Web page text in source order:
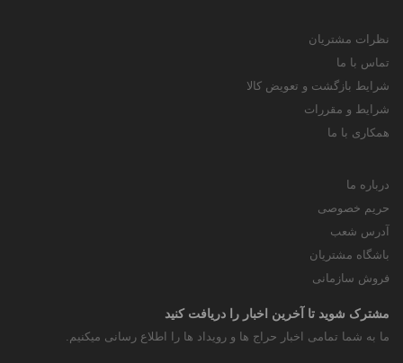
نظرات مشتریان
تماس با ما
شرایط بازگشت و تعویض کالا
شرایط و مقررات
همکاری با ما
درباره ما
حریم خصوصی
آدرس شعب
باشگاه مشتریان
فروش سازمانی
مشترک شوید تا آخرین اخبار را دریافت کنید
ما به شما تمامی اخبار حراج ها و رویداد ها را اطلاع رسانی میکنیم.